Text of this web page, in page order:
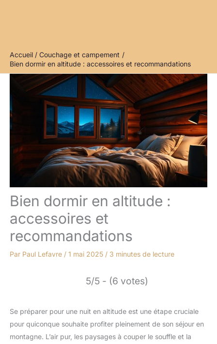
Accueil
Couchage et campement
Bien dormir en altitude : accessoires et recommandations
Bien dormir en altitude :
accessoires et
recommandations
Par Paul Lefavre / 1 mai 2025 / 3 minutes de lecture
5/5 - (6 votes)
Se préparer pour une nuit en altitude est une étape cruciale
pour quiconque souhaite profiter pleinement de son séjour en
montagne. L’air pur, les paysages à couper le souffle et la